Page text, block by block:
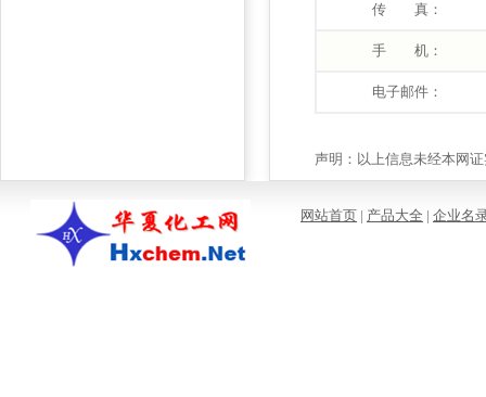
传 真：
手 机：
电子邮件：
声明：以上信息未经本网
网站首页 | 产品大全 | 企业名